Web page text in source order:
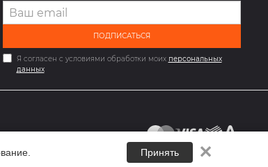
Принять ✕
ПОДПИСАТЬСЯ
Я согласен с условиями обработки моих персональных
данных